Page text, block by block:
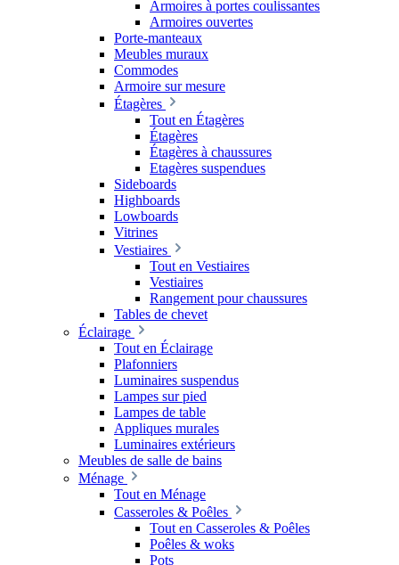
Armoires à portes coulissantes
Armoires ouvertes
Porte-manteaux
Meubles muraux
Commodes
Armoire sur mesure
Étagères
Tout en Étagères
Étagères
Étagères à chaussures
Etagères suspendues
Sideboards
Highboards
Lowboards
Vitrines
Vestiaires
Tout en Vestiaires
Vestiaires
Rangement pour chaussures
Tables de chevet
Éclairage
Tout en Éclairage
Plafonniers
Luminaires suspendus
Lampes sur pied
Lampes de table
Appliques murales
Luminaires extérieurs
Meubles de salle de bains
Ménage
Tout en Ménage
Casseroles & Poêles
Tout en Casseroles & Poêles
Poêles & woks
Pots